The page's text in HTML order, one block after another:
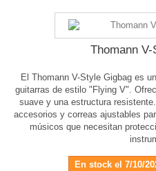
Thomann
El Thomann V-Style Gigbag es
guitarras de estilo "Flying V".
suave y una estructura
accesorios y correas ajustables
músicos que necesitan
En stock el 7/10/